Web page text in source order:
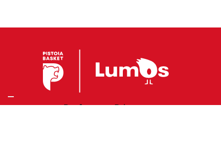
Preferenze Privacy